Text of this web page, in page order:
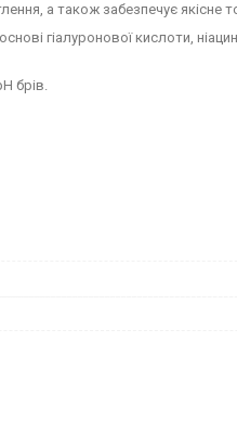
а також забезпечує якісне
гіалуронової кислоти,
брів.